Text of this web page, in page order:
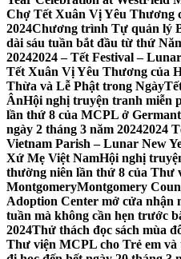
Chợ Tết Xuân Vị Yêu Thương
2024Chương trình Tự quản lý
dài sáu tuần bắt đầu từ thứ
20242024 – Tết Festival –
Tết Xuân Vị Yêu Thương của
Thừa và Lễ Phật trong
ÂnHội nghị truyện tranh miễn
lần thứ 8 của MCPL ở
ngày 2 tháng 3 năm 20242024
Vietnam Parish – Lunar New
Xứ Mẹ Việt NamHội nghị
thường niên lần thứ 8 của Thư
MontgomeryMontgomery
Adoption Center mở cửa nhận
tuần mà không cần hẹn trước
2024Thử thách đọc sách mùa
Thư viện MCPL cho Trẻ em